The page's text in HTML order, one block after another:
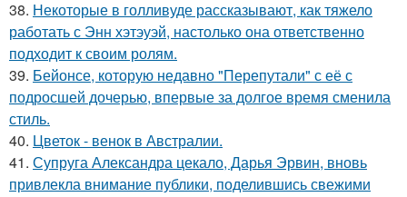
38. Некоторые в голливуде рассказывают, как тяжело
работать с Энн хэтэуэй, настолько она ответственно
подходит к своим ролям.
39. Бейонсе, которую недавно "Перепутали" с её с
подросшей дочерью, впервые за долгое время сменила
стиль.
40. Цветок - венок в Австралии.
41. Супруга Александра цекало, Дарья Эрвин, вновь
привлекла внимание публики, поделившись свежими